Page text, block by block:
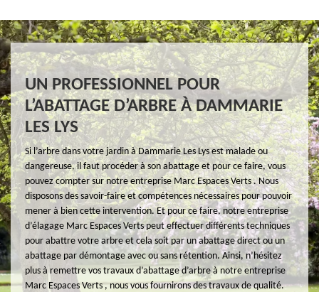
UN PROFESSIONNEL POUR
L’ABATTAGE D’ARBRE À DAMMARIE
LES LYS
Si l’arbre dans votre jardin à Dammarie Les Lys est malade ou
dangereuse, il faut procéder à son abattage et pour ce faire, vous
pouvez compter sur notre entreprise Marc Espaces Verts . Nous
disposons des savoir-faire et compétences nécessaires pour pouvoir
mener à bien cette intervention. Et pour ce faire, notre entreprise
d’élagage Marc Espaces Verts peut effectuer différents techniques
pour abattre votre arbre et cela soit par un abattage direct ou un
abattage par démontage avec ou sans rétention. Ainsi, n’hésitez
plus à remettre vos travaux d’abattage d’arbre à notre entreprise
Marc Espaces Verts , nous vous fournirons des travaux de qualité.